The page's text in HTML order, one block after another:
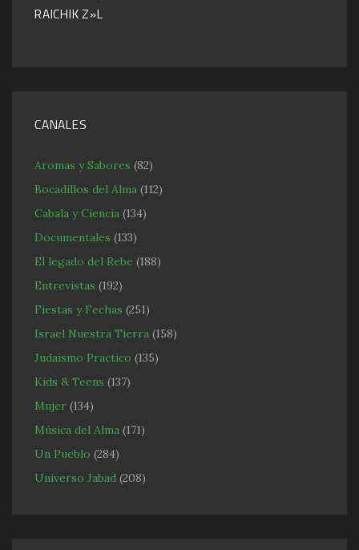
RAICHIK Z»L
CANALES
Aromas y Sabores (82)
Bocadillos del Alma (112)
Cabala y Ciencia (134)
Documentales (133)
El legado del Rebe (188)
Entrevistas (192)
Fiestas y Fechas (251)
Israel Nuestra Tierra (158)
Judaismo Practico (135)
Kids & Teens (137)
Mujer (134)
Música del Alma (171)
Un Pueblo (284)
Universo Jabad (208)